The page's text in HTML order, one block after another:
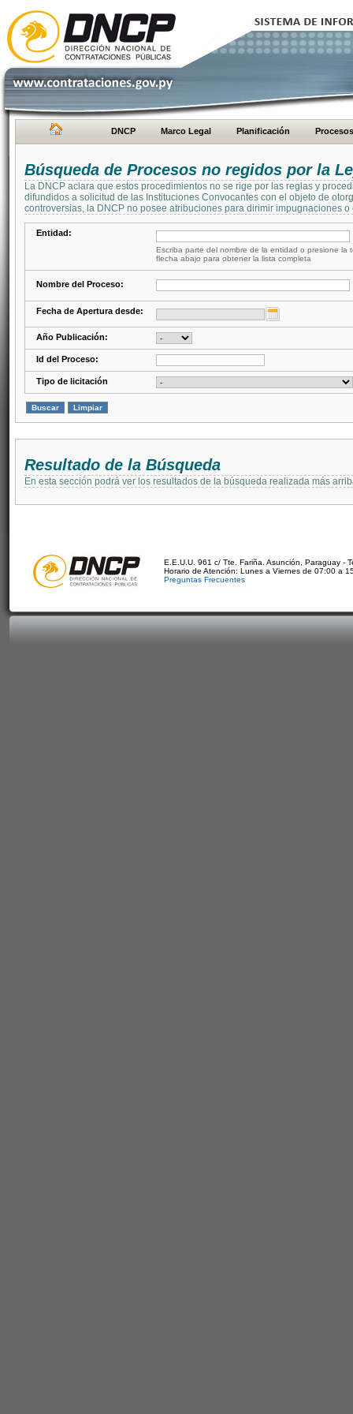
DNCP Marco Legal Planificación Procesos
Búsqueda de Procesos no regidos por la
La DNCP aclara que estos procedimientos no se rige por las reglas y
difundidos a solicitud de las Instituciones Convocantes con el objeto de
controversias, la DNCP no posee atribuciones para dirimir impugnaciones
Entidad:
Escriba parte del nombre de la entidad o presione la
flecha abajo para obtener la lista completa
Nombre del Proceso:
Fecha de Apertura desde:
Año Publicación:
Id del Proceso:
Tipo de licitación
Resultado de la Búsqueda
En esta sección podrá ver los resultados de la búsqueda realizada más
E.E.U.U. 961 c/ Tte. Fariña. Asunción, Paraguay -
Horario de Atención: Lunes a Viernes de 07:00 a
Preguntas Frecuentes